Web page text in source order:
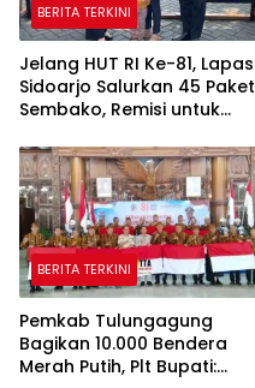
BERITA TERKINI
Jelang HUT RI Ke-81, Lapas
Sidoarjo Salurkan 45 Paket
Sembako, Remisi untuk
BERITA TERKINI
Pemkab Tulungagung
Bagikan 10.000 Bendera
Merah Putih, Plt Bupati: